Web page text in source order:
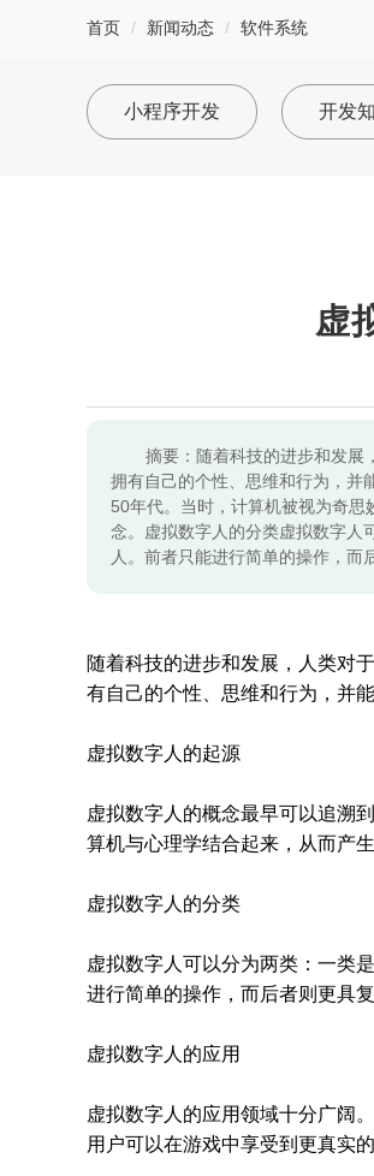
首页 新闻动态 软件系统
小程序开发 开发
虚
摘要：随着科技的进步和发展
拥有自己的个性、思维和行为，并
50年代。当时，计算机被视为奇
念。虚拟数字人的分类虚拟数字人
人。前者只能进行简单的操作，而
随着科技的进步和发展，人类对
有自己的个性、思维和行为，并
虚拟数字人的起源
虚拟数字人的概念最早可以追溯
算机与心理学结合起来，从而产
虚拟数字人的分类
虚拟数字人可以分为两类：一类
进行简单的操作，而后者则更具
虚拟数字人的应用
虚拟数字人的应用领域十分广阔
用户可以在游戏中享受到更真实